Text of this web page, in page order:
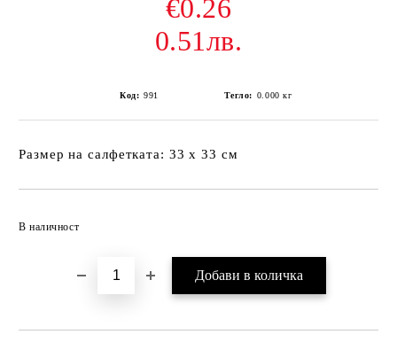
€0.26
0.51лв.
Код: 991 Тегло: 0.000 кг
Размер на салфетката: 33 х 33 см
В наличност